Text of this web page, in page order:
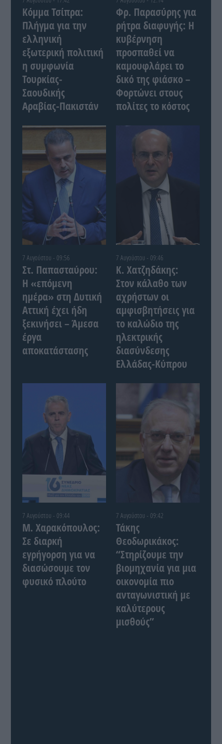
Κόμμα Τσίπρα:
Πλήγμα για την
ελληνική
εξωτερική πολιτική
η συμφωνία
Τουρκίας-
Σαουδικής
Αραβίας-Πακιστάν
Φρ. Παρασύρης για
ρήτρα διαφυγής: Η
κυβέρνηση
προσπαθεί να
καμουφλάρει το
δικό της φιάσκο –
Φορτώνει στους
πολίτες το κόστος
7 Αυγούστου - 09:56
Στ. Παπασταύρου:
Η «επόμενη
ημέρα» στη Δυτική
Αττική έχει ήδη
ξεκινήσει – Άμεσα
έργα
αποκατάστασης
7 Αυγούστου - 09:46
Κ. Χατζηδάκης:
Στον κάλαθο των
αχρήστων οι
αμφισβητήσεις για
το καλώδιο της
ηλεκτρικής
διασύνδεσης
Ελλάδας-Κύπρου
7 Αυγούστου - 09:44
Μ. Χαρακόπουλος:
Σε διαρκή
εγρήγορση για να
διασώσουμε τον
φυσικό πλούτο
7 Αυγούστου - 09:42
Τάκης
Θεοδωρικάκος:
“Στηρίζουμε την
βιομηχανία για μια
οικονομία πιο
ανταγωνιστική με
καλύτερους
μισθούς”